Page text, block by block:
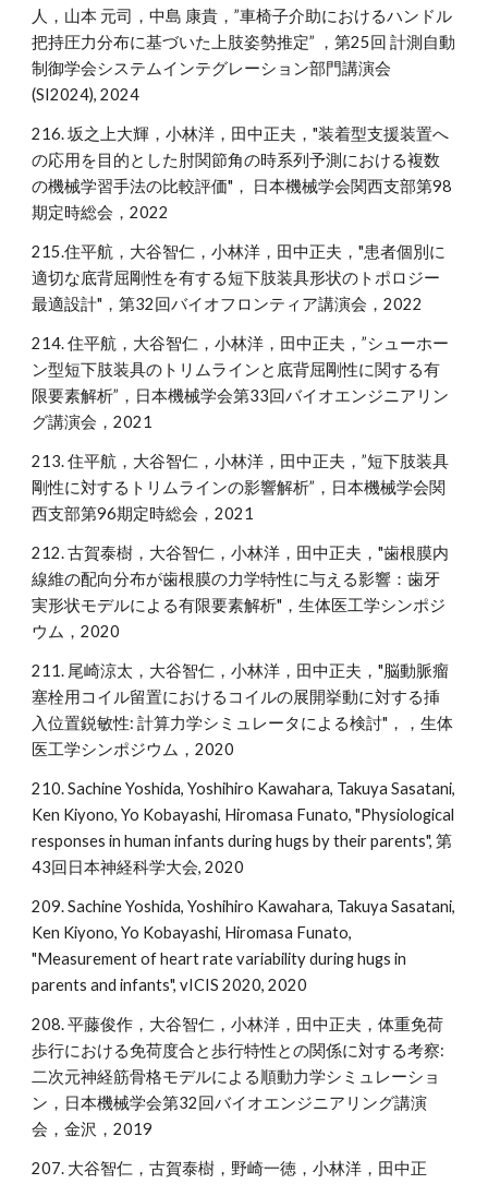
人，山本 元司，中島 康貴，”車椅子介助におけるハンドル
把持圧力分布に基づいた上肢姿勢推定” ，第25回 計測自動
制御学会システムインテグレーション部門講演会
(SI2024), 2024
216. 坂之上大輝 ，小林洋，田中正夫，"装着型支援装置へ
の応用を目的とした肘関節角の時系列予測における複数
の機械学習手法の比較評価"， 日本機械学会関西支部第98
期定時総会，2022
215.住平航，大谷智仁，小林洋，田中正夫，"患者個別に
適切な底背屈剛性を有する短下肢装具形状のトポロジー
最適設計"，第32回バイオフロンティア講演会，2022
214. 住平航，大谷智仁，小林洋，田中正夫，”シューホー
ン型短下肢装具のトリムラインと底背屈剛性に関する有
限要素解析”，日本機械学会第33回バイオエンジニアリン
グ講演会，2021
213. 住平航，大谷智仁，小林洋，田中正夫，”短下肢装具
剛性に対するトリムラインの影響解析”，日本機械学会関
西支部第96期定時総会，2021
212. 古賀泰樹，大谷智仁，小林洋，田中正夫，"歯根膜内
線維の配向分布が歯根膜の力学特性に与える影響：歯牙
実形状モデルによる有限要素解析"，生体医工学シンポジ
ウム，2020
211. 尾崎涼太，大谷智仁，小林洋，田中正夫，"脳動脈瘤
塞栓用コイル留置におけるコイルの展開挙動に対する挿
入位置鋭敏性: 計算力学シミュレータによる検討"，，生体
医工学シンポジウム，2020
210. Sachine Yoshida, Yoshihiro Kawahara, Takuya Sasatani,
Ken Kiyono, Yo Kobayashi, Hiromasa Funato, "Physiological
responses in human infants during hugs by their parents", 第
43回日本神経科学大会, 2020
209. Sachine Yoshida, Yoshihiro Kawahara, Takuya Sasatani,
Ken Kiyono, Yo Kobayashi, Hiromasa Funato,
"Measurement of heart rate variability during hugs in
parents and infants", vICIS 2020, 2020
208. 平藤俊作，大谷智仁，小林洋，田中正夫，体重免荷
歩行における免荷度合と歩行特性との関係に対する考察:
二次元神経筋骨格モデルによる順動力学シミュレーショ
ン，日本機械学会第32回バイオエンジニアリング講演
会，金沢，2019
207. 大谷智仁，古賀泰樹，野崎一徳，小林洋，田中正